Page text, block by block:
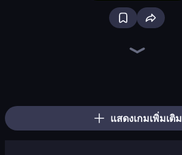
แสดงเกมเพิ่มเติม